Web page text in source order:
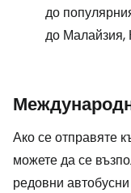
до
до Малайзия,
Ако се отправяте
можете да се
редовни